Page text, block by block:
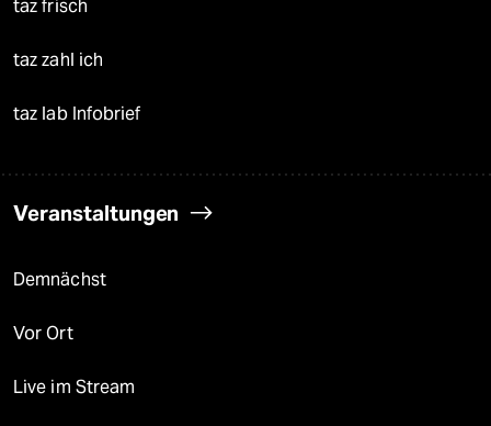
taz frisch
taz zahl ich
taz lab Infobrief
Veranstaltungen
Demnächst
Vor Ort
Live im Stream